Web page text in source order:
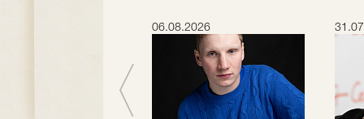
06.08.2026